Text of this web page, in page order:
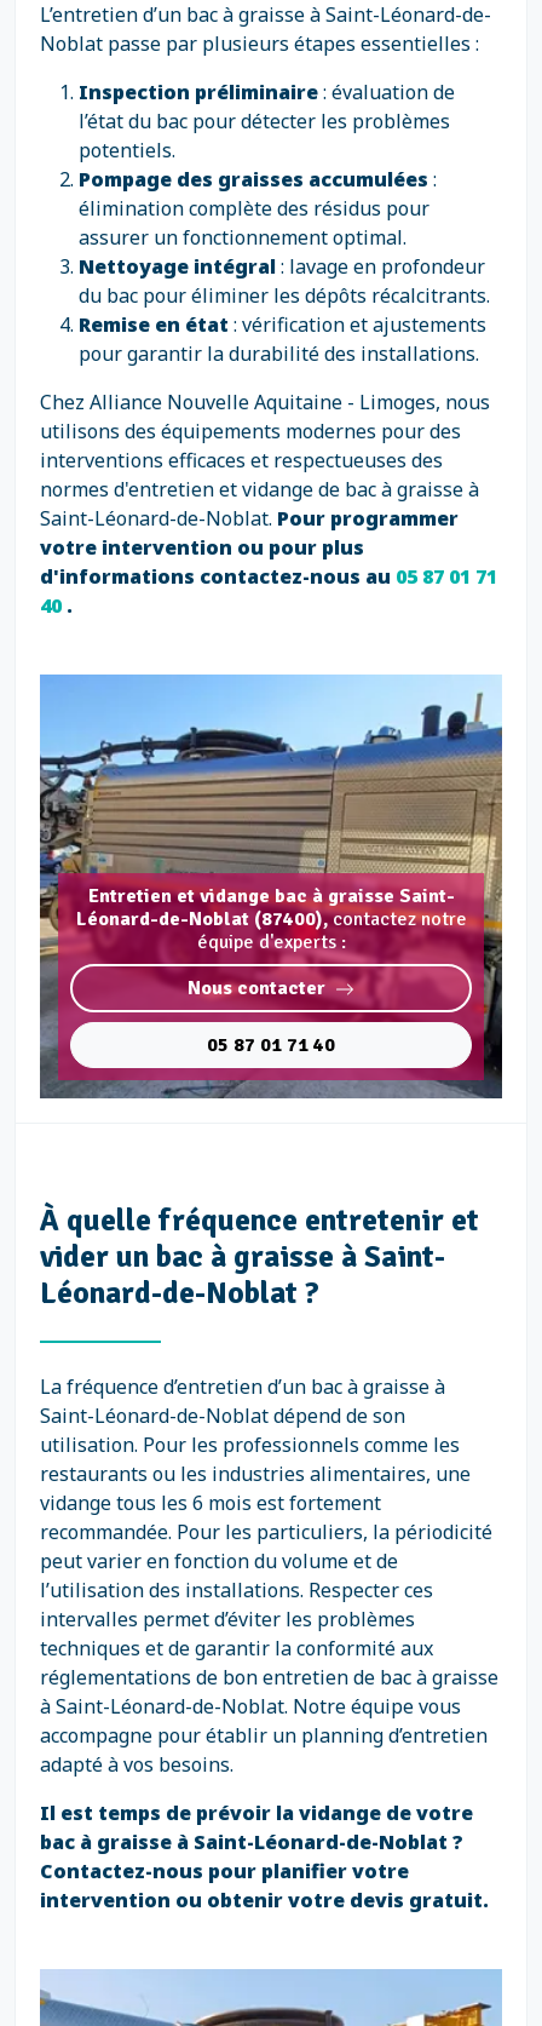
L’entretien d’un bac à graisse à Saint-Léonard-de-
Noblat passe par plusieurs étapes essentielles :
Inspection préliminaire: évaluation de
l’état du bac pour détecter les problèmes
potentiels.
Pompage des graisses accumulées :
élimination complète des résidus pour
assurer un fonctionnement optimal.
Nettoyage intégral: lavage en profondeur
du bac pour éliminer les dépôts récalcitrants.
Remise en état : vérification et ajustements
pour garantir la durabilité des installations.
Chez Alliance Nouvelle Aquitaine - Limoges, nous
utilisons des équipements modernes pour des
interventions efficaces et respectueuses des
normes d'entretien et vidange de bac à graisse à
Saint-Léonard-de-Noblat. Pour programmer
votre intervention ou pour plus
d'informations contactez-nous au 05 87 01 71
40.
Entretien et vidange bac à graisse Saint-
Léonard-de-Noblat (87400),contactez notre
équipe d'experts :
Nous contacter
05 87 01 71 40
À quelle fréquence entretenir et
vider un bac à graisse à Saint-
Léonard-de-Noblat ?
La fréquence d’entretien d’un bac à graisse à
Saint-Léonard-de-Noblat dépend de son
utilisation. Pour les professionnels comme les
restaurants ou les industries alimentaires, une
vidange tous les 6 mois est fortement
recommandée. Pour les particuliers, la périodicité
peut varier en fonction du volume et de
l’utilisation des installations. Respecter ces
intervalles permet d’éviter les problèmes
techniques et de garantir la conformité aux
réglementations de bon entretien de bac à graisse
à Saint-Léonard-de-Noblat. Notre équipe vous
accompagne pour établir un planning d’entretien
adapté à vos besoins.
Il est temps de prévoir la vidange de votre
bac à graisse à Saint-Léonard-de-Noblat ?
Contactez-nous pour planifier votre
intervention ou obtenir votre devis gratuit.